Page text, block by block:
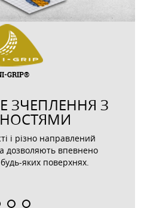
GRIP®
ЗЧЕПЛЕННЯ З
і різно направлений
дозволяють впевнено
яких поверхнях.